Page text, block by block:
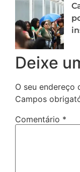
Deixe
O seu endereço
Campos
Comentário *